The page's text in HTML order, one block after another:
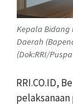
Kepala
Daerah
(Dok:RRI/
RRI.CO.ID,